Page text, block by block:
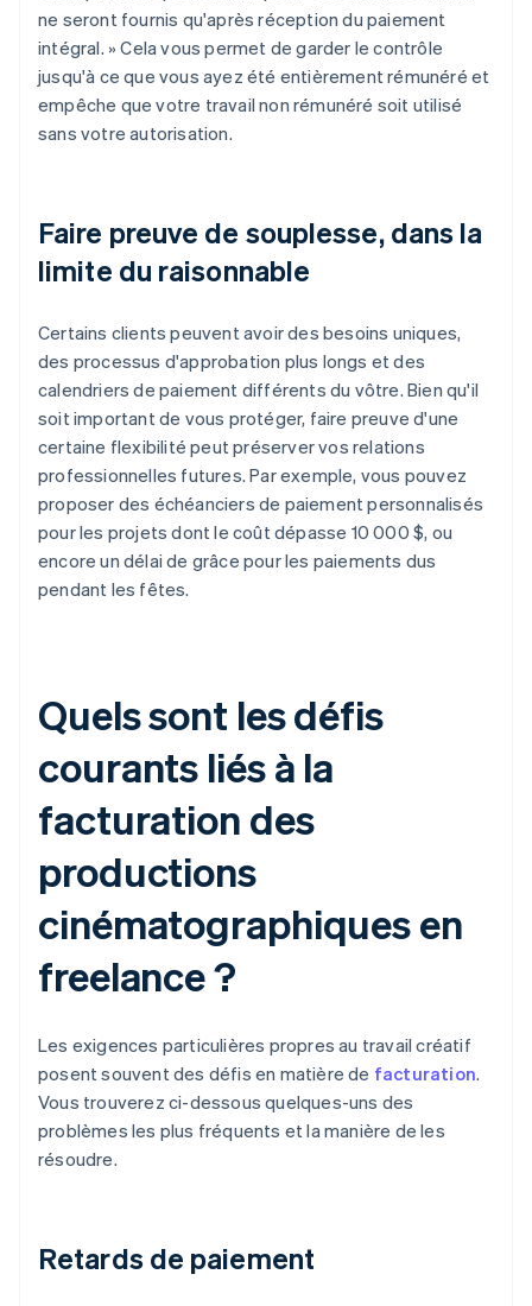
ne seront fournis qu'après réception du paiement
intégral. » Cela vous permet de garder le contrôle
jusqu'à ce que vous ayez été entièrement rémunéré et
empêche que votre travail non rémunéré soit utilisé
sans votre autorisation.
Faire preuve de souplesse, dans la
limite du raisonnable
Certains clients peuvent avoir des besoins uniques,
des processus d'approbation plus longs et des
calendriers de paiement différents du vôtre. Bien qu'il
soit important de vous protéger, faire preuve d'une
certaine flexibilité peut préserver vos relations
professionnelles futures. Par exemple, vous pouvez
proposer des échéanciers de paiement personnalisés
pour les projets dont le coût dépasse 10 000 $, ou
encore un délai de grâce pour les paiements dus
pendant les fêtes.
Quels sont les défis
courants liés à la
facturation des
productions
cinématographiques en
freelance ?
Les exigences particulières propres au travail créatif
posent souvent des défis en matière de facturation.
Vous trouverez ci-dessous quelques-uns des
problèmes les plus fréquents et la manière de les
résoudre.
Retards de paiement